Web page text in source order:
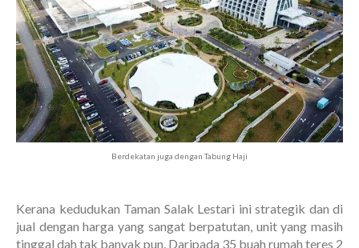
Berdekatan juga dengan Tabung Haji
Kerana kedudukan Taman Salak Lestari ini strategik dan di
jual dengan harga yang sangat berpatutan, unit yang masih
tinggal dah tak banyak pun. Daripada 35 buah rumah teres 2